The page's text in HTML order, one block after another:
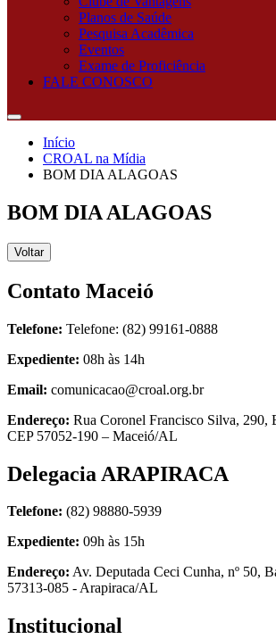
Planos de Saúde
Pesquisa Acadêmica
Eventos
Exame de Proficiência
FALE CONOSCO
Início
CROAL na Mídia
BOM DIA ALAGOAS
BOM DIA ALAGOAS
Voltar
Contato Maceió
Telefone: Telefone: (82) 99161-0888
Expediente: 08h às 14h
Email: comunicacao@croal.org.br
Endereço: Rua Coronel Francisco Silva, 290,
CEP 57052-190 – Maceió/AL
Delegacia ARAPIRACA
Telefone: (82) 98880-5939
Expediente: 09h às 15h
Endereço: Av. Deputada Ceci Cunha, nº 50,
57313-085 - Arapiraca/AL
Institucional